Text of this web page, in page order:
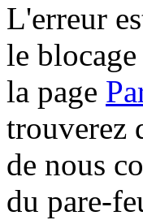
L'erreur
le
la page
trouverez
de nous
du pare-